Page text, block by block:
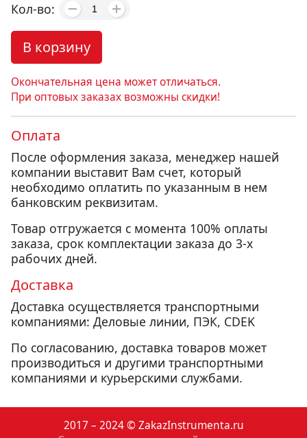
Кол-во:
В корзину
Окончательная цена может отличаться.
При оптовых заказах возможны скидки!
Оплата
После оформления заказа, менеджер нашей
компании выставит Вам счет, который
необходимо оплатить по указанным в нем
банковским реквизитам.
Товар отгружается с момента 100% оплаты
заказа, срок комплектации заказа до 3-х
рабочих дней.
Доставка
Доставка осуществляется транспортными
компаниями: Деловые линии, ПЭК, CDEK
По согласованию, доставка товаров может
производиться и другими транспортными
компаниями и курьерскими службами.
2017 – 2024 © ZakazInstrumenta.ru